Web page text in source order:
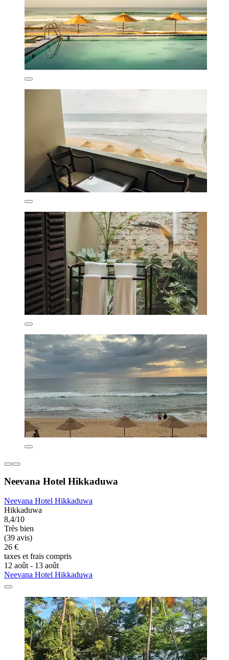
Neevana Hotel Hikkaduwa
Neevana Hotel Hikkaduwa
Hikkaduwa
8,4/10
Très bien
(39 avis)
26 €
taxes et frais compris
12 août - 13 août
Neevana Hotel Hikkaduwa